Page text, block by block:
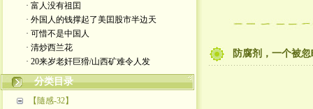
· 富人没有祖囯
· 外国人的钱撑起了美囯股市半边天
· 可惜不是中国人
· 清炒西兰花
· 20来岁老奸巨猾/山西矿难令人发
分类目录
【隨感-32】
防腐剂，一个被